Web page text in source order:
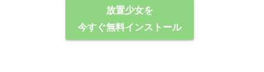
放置少女を
今すぐ無料インストール